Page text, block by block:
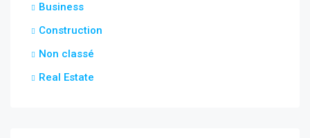
Business
Construction
Non classé
Real Estate